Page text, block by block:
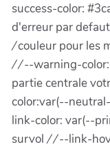
success-color:
d'erreur par
/couleur pour les
/ /--warning-
partie centrale
color:var(--
link-color: var(--
survol/ /--link-